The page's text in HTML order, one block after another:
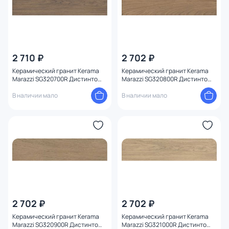
2 710 ₽
Керамический гранит Kerama
Marazzi SG320700R Дистинто
коричневый обрезной 15х60x9
В наличии мало
2 702 ₽
Керамический гранит Kerama
Marazzi SG320800R Дистинто
беж темный обрезной 15x60x9
В наличии мало
2 702 ₽
Керамический гранит Kerama
Marazzi SG320900R Дистинто
2 702 ₽
Керамический гранит Kerama
Marazzi SG321000R Дистинто